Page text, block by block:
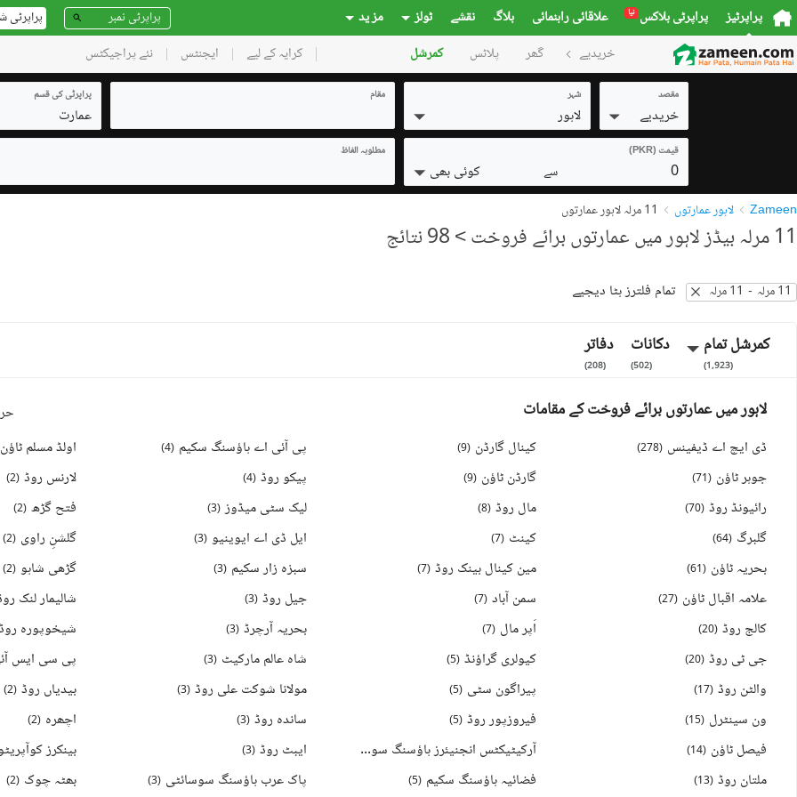
پراپرٹیز پراپرٹی بلاکس نیا علاقائی راہنمائی بلاگ نقشے ٹولز مز ید پراپرٹی
خریدیے گھر پلاٹس کمرشل کرایہ کے لیے ایجنٹس نئے پراجیکٹس
مقصد
خریدیے
شہر
لاہور
مقام پراپرٹی کی قسم
عمارت
قیمت (PKR)
0 سے کوئی بھی
مطلوبہ الفاظ
Zameen لاہور عمارتوں 11 مرلہ لاہور عمارتوں
11 مرلہ بیڈز لاہور میں عمارتوں برائے فروخت > 98 نتائج
11 مرلہ - 11 مرلہ تمام فلترز ہٹا دیجیے
کمرشل تمام
(
1,923
)
دکانات
(
502
)
دفاتر
(
208
)
لاہور میں عمارتوں برائے فروخت کے مقامات
ڈی ایچ اے ڈیفینس (
278
)
جوہر ٹاؤن (
71
)
رائیونڈ روڈ (
70
)
گلبرگ (
64
)
بحریہ ٹاؤن (
61
)
علامہ اقبال ٹاؤن (
27
)
کالج روڈ (
20
)
جی ٹی روڈ (
20
)
والٹن روڈ (
17
)
ون سینٹرل (
15
)
فیصل ٹاؤن (
14
)
ملتان روڈ (
13
)
کینال گارڈن (
9
)
گارڈن ٹاؤن (
9
)
مال روڈ (
8
)
کینٹ (
7
)
مین کینال بینک روڈ (
7
)
سمن آباد (
7
)
اَپر مال (
7
)
کیولری گراؤنڈ (
5
)
پیراگون سٹی (
5
)
فیروزپور روڈ (
5
)
آرکیٹیکٹس انجنیئرز ہاؤسنگ سوسائٹی
فضائیہ ہاؤسنگ سکیم (
5
)
پی آئی اے ہاؤسنگ سکیم (
4
)
پیکو روڈ (
4
)
لیک سٹی میڈوز (
3
)
ایل ڈی اے ایوینیو (
3
)
سبزہ زار سکیم (
3
)
جیل روڈ (
3
)
بحریہ آرچرڈ (
3
)
شاہ عالم مارکیٹ (
3
)
مولانا شوکت علی روڈ (
3
)
ساندہ روڈ (
3
)
ایبٹ روڈ (
3
)
پاک عرب ہاؤسنگ سوسائٹی (
3
)
اولڈ مسلم ٹاؤن
لارنس روڈ (
2
)
فتح گڑھ (
2
)
گلشنِ راوی (
2
)
گڑھی شاہو (
2
)
شالیمار لنک
شیخوپورہ
بیدیاں روڈ (
2
)
اچھرہ (
2
)
بھٹہ چوک (
2
)